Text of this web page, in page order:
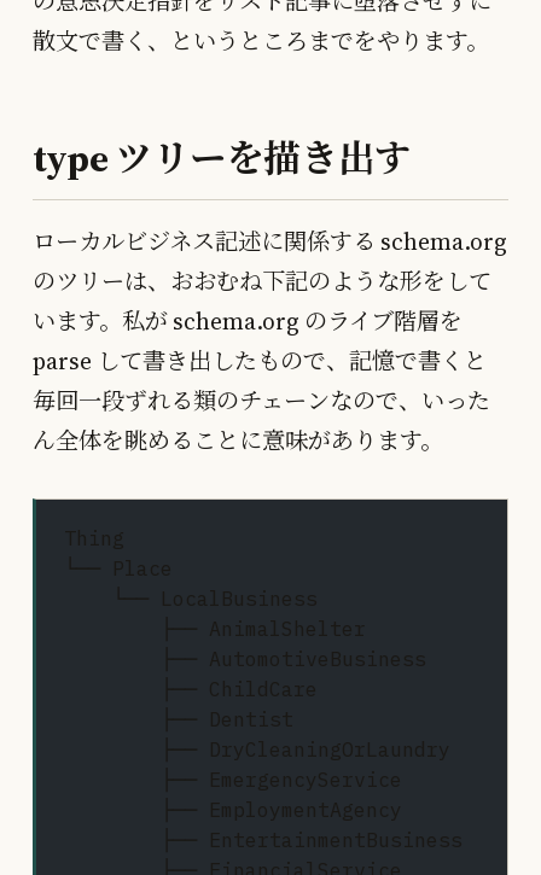
散文で書く、というところまでをやります。
type ツリーを描き出す
ローカルビジネス記述に関係する schema.org
のツリーは、おおむね下記のような形をして
います。私が schema.org のライブ階層を
parse して書き出したもので、記憶で書くと
毎回一段ずれる類のチェーンなので、いった
ん全体を眺めることに意味があります。
Thing
└── Place
└── LocalBusiness
        ├── AnimalShelter
        ├── AutomotiveBusiness
        ├── ChildCare
        ├── Dentist
        ├── DryCleaningOrLaundry
        ├── EmergencyService
        ├── EmploymentAgency
        ├── EntertainmentBusiness